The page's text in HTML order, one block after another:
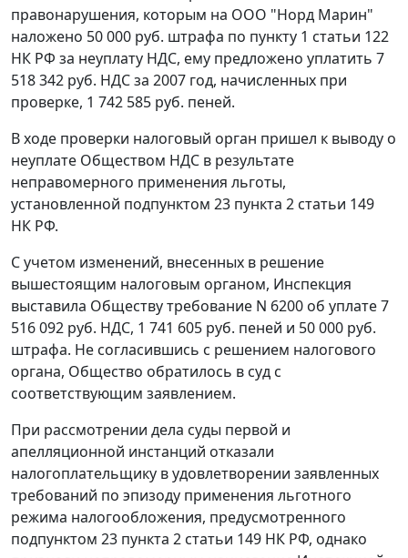
правонарушения, которым на ООО "Норд Марин"
наложено 50 000 руб. штрафа по пункту 1 статьи 122
НК РФ за неуплату НДС, ему предложено уплатить 7
518 342 руб. НДС за 2007 год, начисленных при
проверке, 1 742 585 руб. пеней.
В ходе проверки налоговый орган пришел к выводу о
неуплате Обществом НДС в результате
неправомерного применения льготы,
установленной подпунктом 23 пункта 2 статьи 149
НК РФ.
С учетом изменений, внесенных в решение
вышестоящим налоговым органом, Инспекция
выставила Обществу требование N 6200 об уплате 7
516 092 руб. НДС, 1 741 605 руб. пеней и 50 000 руб.
штрафа. Не согласившись с решением налогового
органа, Общество обратилось в суд с
соответствующим заявлением.
При рассмотрении дела суды первой и
апелляционной инстанций отказали
налогоплательщику в удовлетворении заявленных
требований по эпизоду применения льготного
режима налогообложения, предусмотренного
подпунктом 23 пункта 2 статьи 149 НК РФ, однако